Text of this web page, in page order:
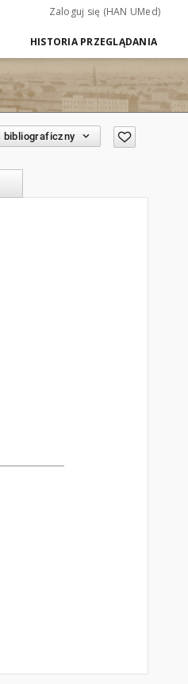
Zaloguj się (HAN UMed)
HISTORIA PRZEGLĄDANIA
bibliograficzny